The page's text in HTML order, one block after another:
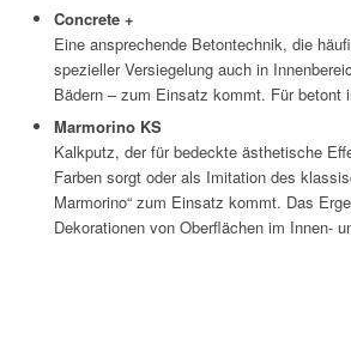
Concrete +
Eine ansprechende Betontechnik, die
spezieller Versiegelung auch in
Bädern – zum Einsatz kommt. Für betont
Marmorino KS
Kalkputz, der für bedeckte ästhetische
Farben sorgt oder als Imitation des
Marmorino“ zum Einsatz kommt. Das
Dekorationen von Oberflächen im Innen-